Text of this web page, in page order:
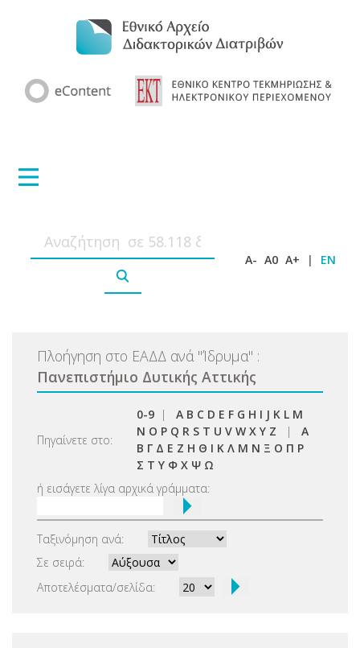
A- A0 A+ | EN
Πλοήγηση στο ΕΑΔΔ ανά "Ίδρυμα" :
Πανεπιστήμιο Δυτικής Αττικής
Πηγαίνετε στο:
0-9 | A B C D E F G H I J K L M
N O P Q R S T U V W X Y Z | Α
Β Γ Δ Ε Ζ Η Θ Ι Κ Λ Μ Ν Ξ Ο Π Ρ
Σ Τ Υ Φ Χ Ψ Ω
ή εισάγετε λίγα αρχικά γράμματα:
Ταξινόμηση ανά:
Σε σειρά:
Αποτελέσματα/σελίδα: